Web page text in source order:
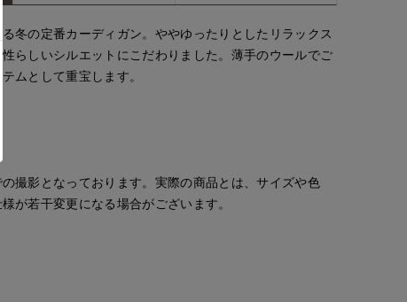
る冬の定番カーディガン。ややゆったりとしたリラックス
性らしいシルエットにこだわりました。薄手のウールでご
ムとして重宝します。
撮影となっております。実際の商品とは、サイズや色
が若干変更になる場合がございます。